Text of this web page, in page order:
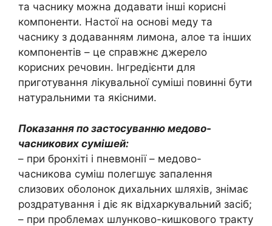
та часнику можна додавати інші корисні
компоненти. Настої на основі меду та
часнику з додаванням лимона, алое та інших
компонентів – це справжнє джерело
корисних речовин. Інгредієнти для
приготування лікувальної суміші повинні бути
натуральними та якісними.
Показання по застосуванню медово-
часникових сумішей:
– при бронхіті і пневмонії – медово-
часникова суміш полегшує запалення
слизових оболонок дихальних шляхів, знімає
роздратування і діє як відхаркувальний засіб;
– при проблемах шлунково-кишкового тракту